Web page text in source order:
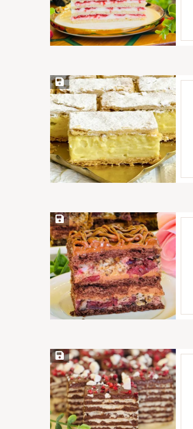
Save Recipe
Save Recipe
Save Recipe